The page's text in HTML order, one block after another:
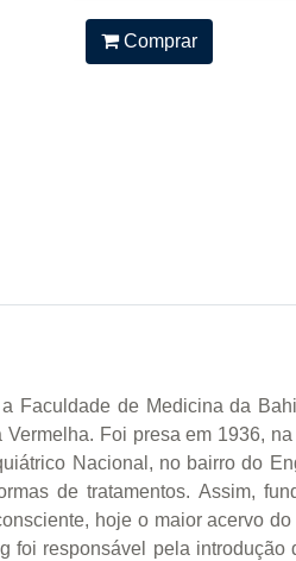
Comprar
Faculdade de Medicina da
Foi presa em 1936,
Nacional, no bairro do
de tratamentos. Assim,
hoje o maior acervo
foi responsável pela